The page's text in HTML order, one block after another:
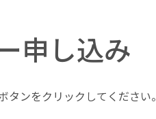
申し込み
ンをクリックしてください。